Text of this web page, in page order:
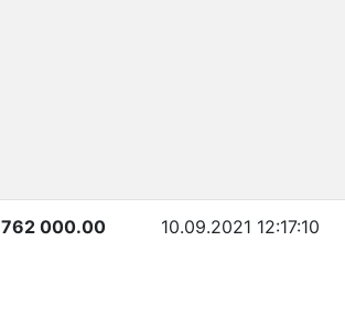
762 000.00 10.09.2021 12:17:10